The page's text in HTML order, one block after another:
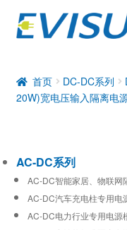
DC-DC系列
工业通信模块
首页 DC-DC系列
20W)宽电压输入隔离电
AC-DC系列
AC-DC智能家居、物联网
AC-DC汽车充电柱专用电
AC-DC电力行业专用电源